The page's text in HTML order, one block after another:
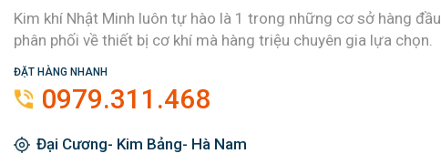
Kim khí Nhật Minh luôn tự hào là 1 trong những cơ sở hàng đầu
phân phối về thiết bị cơ khí mà hàng triệu chuyên gia lựa chọn.
ĐẶT HÀNG NHANH
0979.311.468
Đại Cương- Kim Bảng- Hà Nam